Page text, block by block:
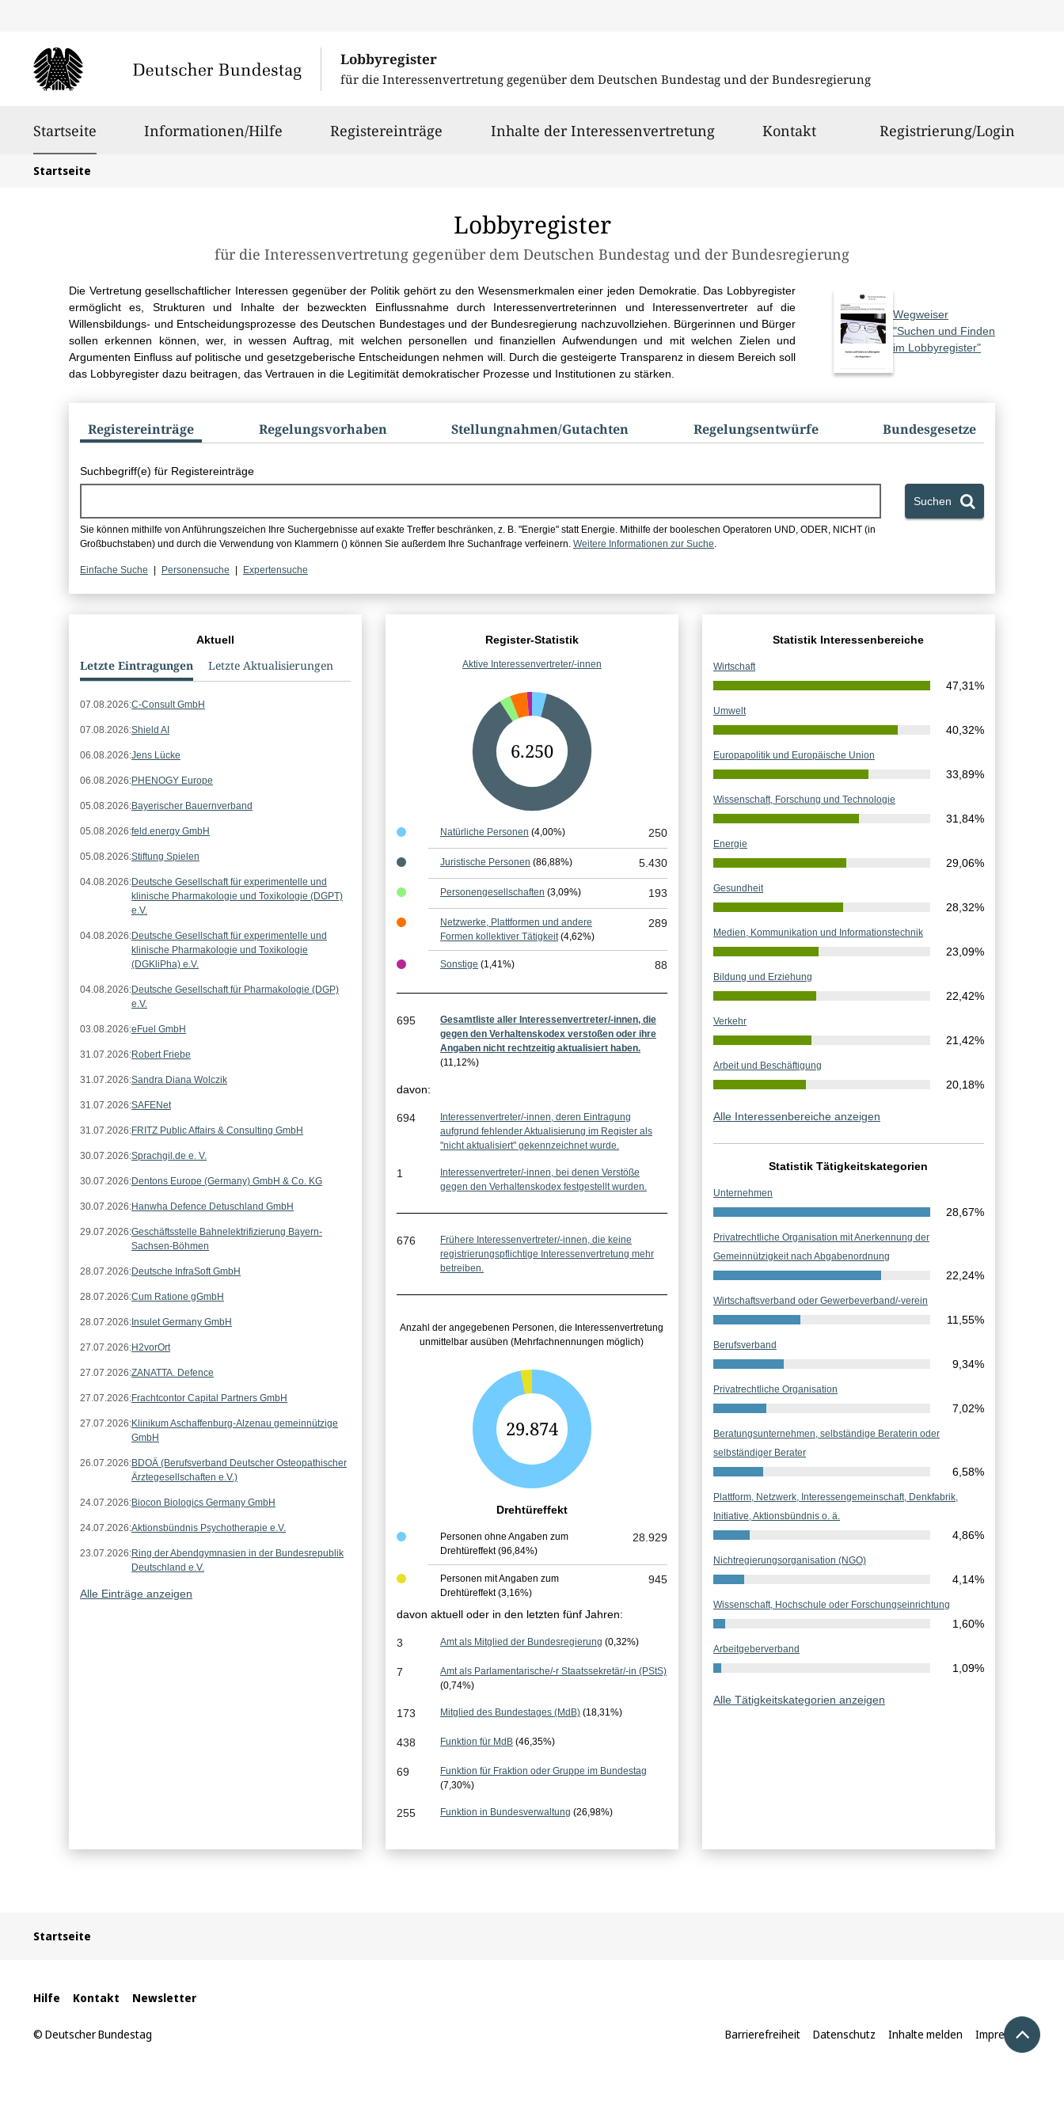
Lobbyregister
für die Interessenvertretung gegenüber dem Deutschen Bundestag und der Bundesregierung
Startseite ausgewähltInformationen/Hilfe Registereinträge Inhalte der Interessenvertretung Kontakt Registrierung/Login
Sie
Startseite
Lobbyregister
für die Interessenvertretung gegenüber dem Deutschen Bundestag und der Bundesregierung
Wegweiser
"Suchen und Finden
im Lobbyregister"
Die Vertretung gesellschaftlicher Interessen gegenüber der Politik gehört zu den Wesensmerkmalen einer jeden Demokratie. Das Lobbyregister
ermöglicht es, Strukturen und Inhalte der bezweckten Einflussnahme durch Interessenvertreterinnen und Interessenvertreter auf die
Willensbildungs- und Entscheidungsprozesse des Deutschen Bundestages und der Bundesregierung nachzuvollziehen. Bürgerinnen und Bürger
sollen erkennen können, wer, in wessen Auftrag, mit welchen personellen und finanziellen Aufwendungen und mit welchen Zielen und
Argumenten Einfluss auf politische und gesetzgeberische Entscheidungen nehmen will. Durch die gesteigerte Transparenz in diesem Bereich soll
das Lobbyregister dazu beitragen, das Vertrauen in die Legitimität demokratischer Prozesse und Institutionen zu stärken.
Suchbox
Register­einträge Regelungs­vorhaben Stellungnahmen/​Gutachten Regelungs­entwürfe Bundes­gesetze
Suchbegriff(e) für Registereinträge
Suchen
Sie können mithilfe von Anführungszeichen Ihre Suchergebnisse auf exakte Treffer beschränken, z. B. "Energie" statt Energie. Mithilfe der booleschen Operatoren UND, ODER, NICHT (in
Großbuchstaben) und durch die Verwendung von Klammern () können Sie außerdem Ihre Suchanfrage verfeinern. Weitere Informationen zur Suche.
Einfache Suche Personensuche Expertensuche
Aktuell
Letzte Eintragungen Letzte Aktualisierungen
Letzte
Eintragungen
07.08.2026:C-Consult GmbH
07.08.2026:Shield AI
06.08.2026:Jens Lücke
06.08.2026:PHENOGY Europe
05.08.2026:Bayerischer Bauernverband
05.08.2026:feld.energy GmbH
05.08.2026:Stiftung Spielen
04.08.2026:Deutsche Gesellschaft für experimentelle und
klinische Pharmakologie und Toxikologie (DGPT)
e.V.
04.08.2026:Deutsche Gesellschaft für experimentelle und
klinische Pharmakologie und Toxikologie
(DGKliPha) e.V.
04.08.2026:Deutsche Gesellschaft für Pharmakologie (DGP)
e.V.
03.08.2026:eFuel GmbH
31.07.2026:Robert Friebe
31.07.2026:Sandra Diana Wolczik
31.07.2026:SAFENet
31.07.2026:FRITZ Public Affairs & Consulting GmbH
30.07.2026:Sprachgil.de e. V.
30.07.2026:Dentons Europe (Germany) GmbH & Co. KG
30.07.2026:Hanwha Defence Detuschland GmbH
29.07.2026:Geschäftsstelle Bahnelektrifizierung Bayern-
Sachsen-Böhmen
28.07.2026:Deutsche InfraSoft GmbH
28.07.2026:Cum Ratione gGmbH
28.07.2026:Insulet Germany GmbH
27.07.2026:H2vorOrt
27.07.2026:ZANATTA. Defence
27.07.2026:Frachtcontor Capital Partners GmbH
27.07.2026:Klinikum Aschaffenburg-Alzenau gemeinnützige
GmbH
26.07.2026:BDOÄ (Berufsverband Deutscher Osteopathischer
Ärztegesellschaften e.V.)
24.07.2026:Biocon Biologics Germany GmbH
24.07.2026:Aktionsbündnis Psychotherapie e.V.
23.07.2026:Ring der Abendgymnasien in der Bundesrepublik
Deutschland e.V.
Alle Einträge anzeigen
Register-Statistik
Aktive Interessenvertreter/-innen
G
e
s
a
m
t
e
r
g
b
n
s
e
:
6.250
Natürliche Personen (4,00%) 250
Juristische Personen (86,88%) 5.430
Personengesellschaften (3,09%) 193
Netzwerke, Plattformen und andere
Formen kollektiver Tätigkeit (4,62%)
289
Sonstige (1,41%) 88
695
Gesamtliste aller Interessenvertreter/-innen, die
gegen den Verhaltenskodex verstoßen oder ihre
Angaben nicht rechtzeitig aktualisiert haben.
(11,12%)
davon:
694
Interessenvertreter/-innen, deren Eintragung
aufgrund fehlender Aktualisierung im Register als
"nicht aktualisiert" gekennzeichnet wurde.
1
Interessenvertreter/-innen, bei denen Verstöße
gegen den Verhaltenskodex festgestellt wurden.
676
Frühere Interessenvertreter/-innen, die keine
registrierungspflichtige Interessenvertretung mehr
betreiben.
Anzahl der angegebenen Personen, die Interessenvertretung
unmittelbar ausüben (Mehrfachnennungen möglich)
G
e
s
a
m
t
e
r
g
e
n
i
s
e
:
29.874
Drehtüreffekt
Personen ohne Angaben zum
Drehtüreffekt (96,84%)
28.929
Personen mit Angaben zum
Drehtüreffekt (3,16%)
945
davon aktuell oder in den letzten fünf Jahren:
3 Amt als Mitglied der Bundesregierung (0,32%)
7
Amt als Parlamentarische/-r Staatssekretär/-in (PStS)
(0,74%)
173 Mitglied des Bundestages (MdB) (18,31%)
438 Funktion für MdB (46,35%)
69
Funktion für Fraktion oder Gruppe im Bundestag
(7,30%)
255 Funktion in Bundesverwaltung (26,98%)
Statistik Interessenbereiche
Wirtschaft
47,31%
Umwelt
40,32%
Europapolitik und Europäische Union
33,89%
Wissenschaft, Forschung und Technologie
31,84%
Energie
29,06%
Gesundheit
28,32%
Medien, Kommunikation und Informationstechnik
23,09%
Bildung und Erziehung
22,42%
Verkehr
21,42%
Arbeit und Beschäftigung
20,18%
Alle Interessenbereiche anzeigen
Statistik Tätigkeitskategorien
Unternehmen
28,67%
Privatrechtliche Organisation mit Anerkennung der
Gemeinnützigkeit nach Abgabenordnung
22,24%
Wirtschaftsverband oder Gewerbeverband/-verein
11,55%
Berufsverband
9,34%
Privatrechtliche Organisation
7,02%
Beratungsunternehmen, selbständige Beraterin oder
selbständiger Berater
6,58%
Plattform, Netzwerk, Interessengemeinschaft, Denkfabrik,
Initiative, Aktionsbündnis o. ä.
4,86%
Nichtregierungsorganisation (NGO)
4,14%
Wissenschaft, Hochschule oder Forschungseinrichtung
1,60%
Arbeitgeberverband
1,09%
Alle Tätigkeitskategorien anzeigen
befinden
Startseite
Interne
Links
Hilfe Kontakt Newsletter
Barrierefreiheit Datenschutz Inhalte melden Impressum
© Deutscher Bundestag